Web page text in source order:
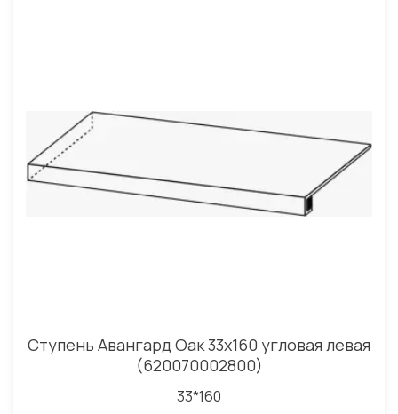
Ступень Авангард Оак 33x160 угловая левая
(620070002800)
33*160